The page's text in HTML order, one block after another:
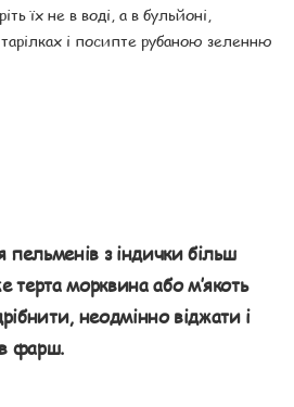
їх не в воді, а в бульйоні,
і посипте рубаною зеленню
з індички більш
морквина або м’якоть
неодмінно віджати і
фарш.